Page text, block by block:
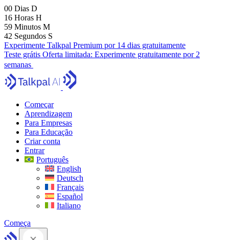
00 Dias D
16 Horas H
59 Minutos M
41 Segundos S
Experimente Talkpal Premium por 14 dias gratuitamente
Teste grátis Oferta limitada: Experimente gratuitamente por 2
semanas
Começar
Aprendizagem
Para Empresas
Para Educação
Criar conta
Entrar
Português
English
Deutsch
Français
Español
Italiano
Começa